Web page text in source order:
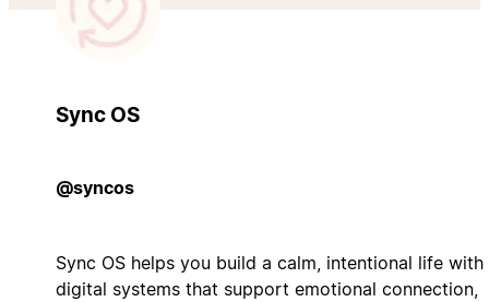
Sync OS
@syncos
Sync OS helps you build a calm, intentional life with
digital systems that support emotional connection,